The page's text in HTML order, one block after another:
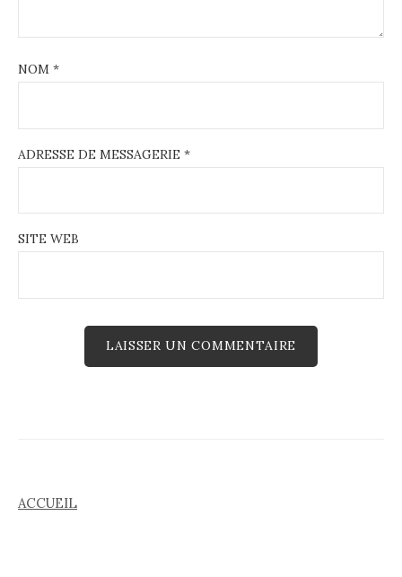
NOM *
ADRESSE DE MESSAGERIE *
SITE WEB
ACCUEIL